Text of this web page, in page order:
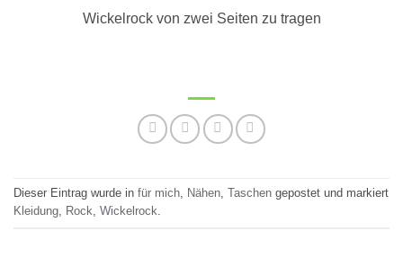
Wickelrock von zwei Seiten zu tragen
Dieser Eintrag wurde in für mich Nähen Taschen gepostet und markiert
Kleidung
Rock Wickelrock